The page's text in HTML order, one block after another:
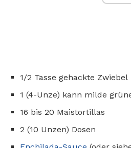
1/2 Tasse gehackte Zwiebel
1 (4-Unze) kann milde
16 bis 20 Maistortillas
2 (10 Unzen) Dosen